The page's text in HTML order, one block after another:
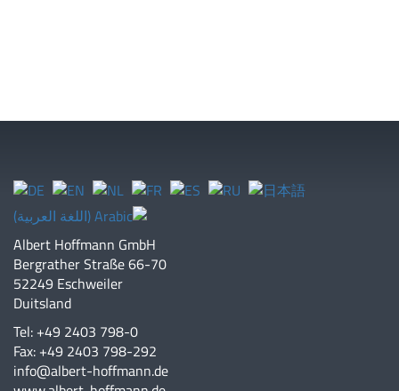
Albert Hoffmann GmbH
Bergrather Straße 66-70
52249 Eschweiler
Duitsland
Tel: +49 2403 798-0
Fax: +49 2403 798-292
info@albert-hoffmann.de